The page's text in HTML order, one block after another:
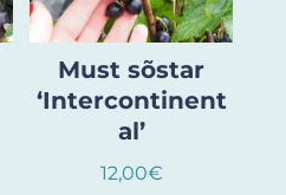
Must sõstar
‘Intercontinent
al’
12,00€